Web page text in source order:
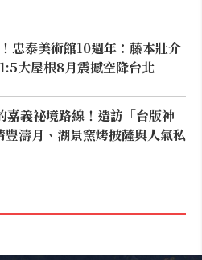
忠泰美術館10週年：藤本壯介
大屋根8月震撼空降台北
嘉義祕境路線！造訪「台版神
豐濤月、湖景窯烤披薩與人氣私